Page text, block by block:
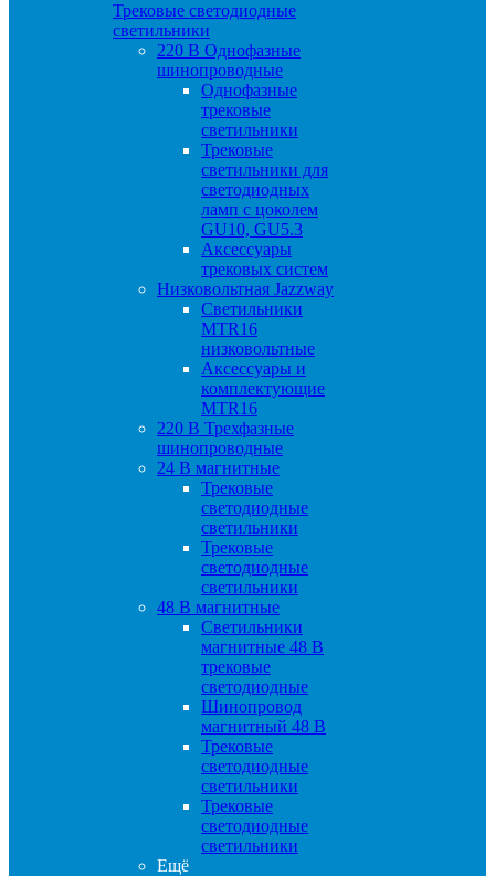
Трековые светодиодные
светильники
220 B Однофазные
шинопроводные
Однофазные
трековые
светильники
Трековые
светильники для
светодиодных
ламп с цоколем
GU10, GU5.3
Аксессуары
трековых систем
Низковольтная Jazzway
Светильники
MTR16
низковольтные
Аксессуары и
комплектующие
MTR16
220 B Трехфазные
шинопроводные
24 B магнитные
Трековые
светодиодные
светильники
Трековые
светодиодные
светильники
48 B магнитные
Светильники
магнитные 48 В
трековые
светодиодные
Шинопровод
магнитный 48 В
Трековые
светодиодные
светильники
Трековые
светодиодные
светильники
Ещё